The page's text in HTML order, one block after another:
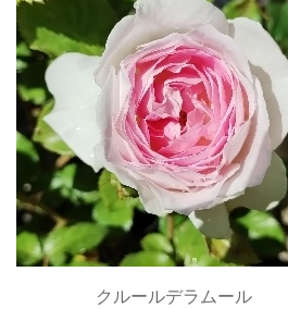
クルールデラムール